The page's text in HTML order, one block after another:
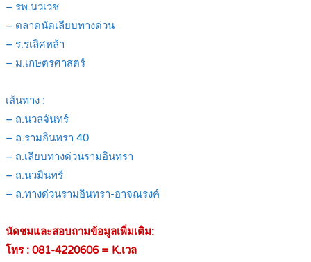
– รพ.นวเวช
– ตลาดนัดเลียบทางด่วน
– ร.รเลิศหล้า
– ม.เกษตรศาสตร์
เส้นทาง :
– ถ.นวลจันทร์
– ถ.รามอินทรา 40
– ถ.เลียบทางด่วนรามอินทรา
– ถ.นวมินทร์
– ถ.ทางด่วนรามอินทรา-อาจณรงค์
นัดชมและสอบถามข้อมูลเพิ่มเติม:
โทร : 081-4220606 = K.เวล